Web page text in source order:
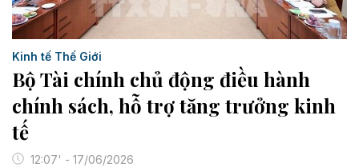
Kinh tế Thế Giới
Bộ Tài chính chủ động điều hành
chính sách, hỗ trợ tăng trưởng kinh
tế
12:07' - 17/06/2026